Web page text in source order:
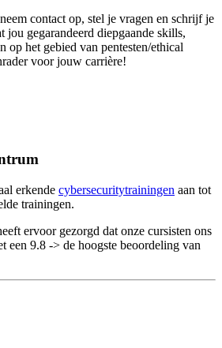
contact op, stel je vragen en schrijf je
jou gegarandeerd diepgaande skills,
op het gebied van pentesten/ethical
voor jouw carrière!
erkende cybersecuritytrainingen aan tot
trainingen.
ervoor gezorgd dat onze cursisten ons
een 9.8 -> de hoogste beoordeling van